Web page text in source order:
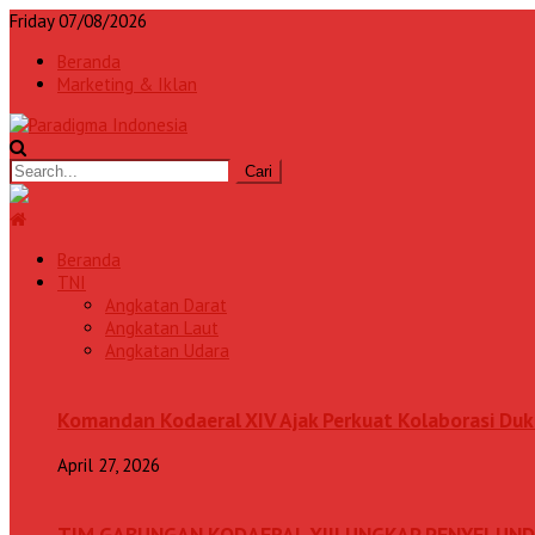
Friday 07/08/2026
Beranda
Marketing & Iklan
Beranda
TNI
Angkatan Darat
Angkatan Laut
Angkatan Udara
Komandan Kodaeral XIV Ajak Perkuat Kolaborasi
April 27, 2026